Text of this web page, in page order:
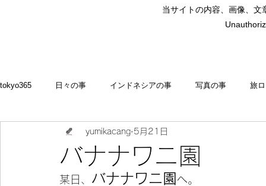
当サイトの内容、画像、
tokyo365 日々の事 インドネシアの事 写真の事 旅
食いしん坊 blog お料理・memasak
今宵の一冊
バナナワニ園
yumikacang 5月21日
某日、 バナナワニ園 へ。